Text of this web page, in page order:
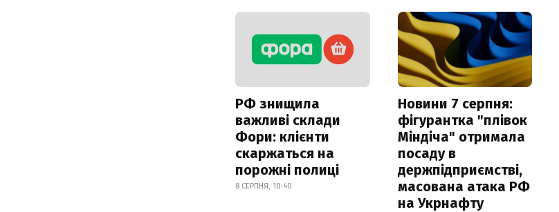
РФ знищила
важливі склади
Фори: клієнти
скаржаться на
порожні полиці
8 СЕРПНЯ, 10:40
Новини 7 серпня:
фігурантка "плівок
Міндіча" отримала
посаду в
держпідприємстві,
масована атака РФ
на Укрнафту